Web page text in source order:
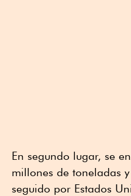
En segundo lugar, se
millones de toneladas
seguido por Estados